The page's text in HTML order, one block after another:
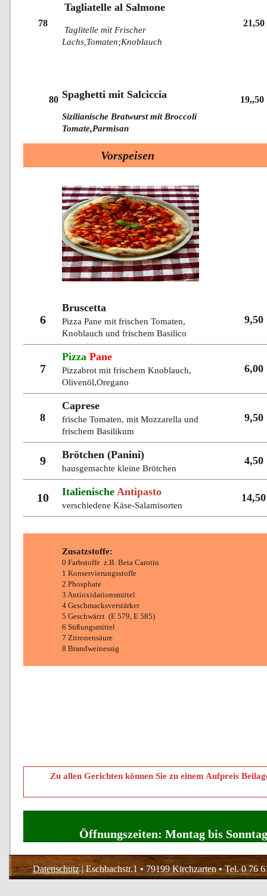
78
Tagliatelle al Salmone
Taglitelle mit Frischer
Lachs,Tomaten;Knoblauch
21,50
80 Spaghetti mit Salciccia
Sizilianische Bratwurst mit Broccoli
Tomate,Parmisan
19,,50
Vorspeisen
6
Bruscetta
Pizza Pane mit frischen Tomaten,
Knoblauch und frischem Basilico
9,50
7
Pizza Pane
Pizzabrot mit frischem Knoblauch,
Olivenöl,Oregano
6,00
8
Caprese
frische Tomaten, mit Mozzarella und
frischem Basilikum
9,50
9 Brötchen (Panini)
hausgemachte kleine Brötchen
4,50
10 Italienische Antipasto
verschiedene Käse-Salamisorten
14,50
Zusatzstoffe:
0 Farbstoffe z.B. Beta Carotin
1 Konservierungsstoffe
2 Phosphate
3 Antioxidationsmittel
4 Geschmacksverstärker
5 Geschwärzt (E 579, E 585)
6 Süßungsmittel
7 Zitronensäure
8 Brandweinessig
Zu allen Gerichten können Sie zu einem Aufpreis
Öffnungszeiten: Montag bis
Datenschutz| Eschbachstr.1 • 79199 Kirchzarten • Tel. 0